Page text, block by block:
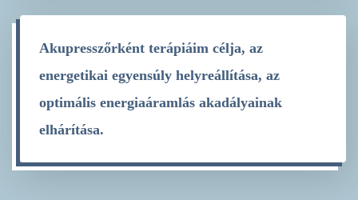
Akupresszőrként terápiáim célja, az
energetikai egyensúly helyreállítása, az
optimális energiaáramlás akadályainak
elhárítása.